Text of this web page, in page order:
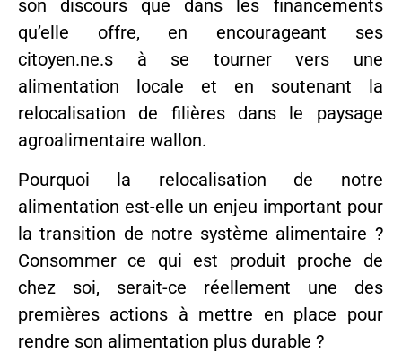
son discours que dans les financements
qu’elle offre, en encourageant ses
citoyen.ne.s à se tourner vers une
alimentation locale et en soutenant la
relocalisation de filières dans le paysage
agroalimentaire wallon.
Pourquoi la relocalisation de notre
alimentation est-elle un enjeu important pour
la transition de notre système alimentaire ?
Consommer ce qui est produit proche de
chez soi, serait-ce réellement une des
premières actions à mettre en place pour
rendre son alimentation plus durable ?